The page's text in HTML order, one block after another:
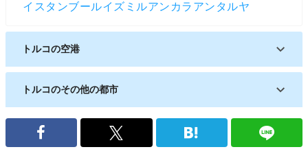
イスタンブールイズミルアンカラ アンタルヤ
トルコの空港
アドゥヤマン空港
トルコのその他の都市
アドゥヤマン カイセリ
ネヴシェヒル
シュルナク
サムスン